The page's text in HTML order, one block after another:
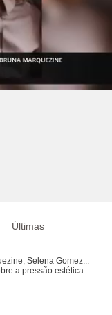
de Nathalia
Últimas
Selena Gomez...
a pressão estética